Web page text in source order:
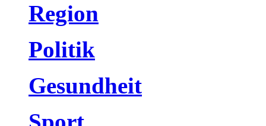
Region
Politik
Gesundheit